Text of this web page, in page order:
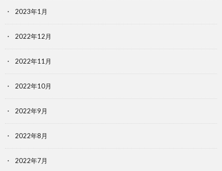
2023年1月
2022年12月
2022年11月
2022年10月
2022年9月
2022年8月
2022年7月